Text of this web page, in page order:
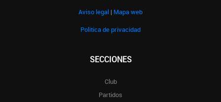
Aviso legal | Mapa web
Politica de privacidad
SECCIONES
Club
Partidos